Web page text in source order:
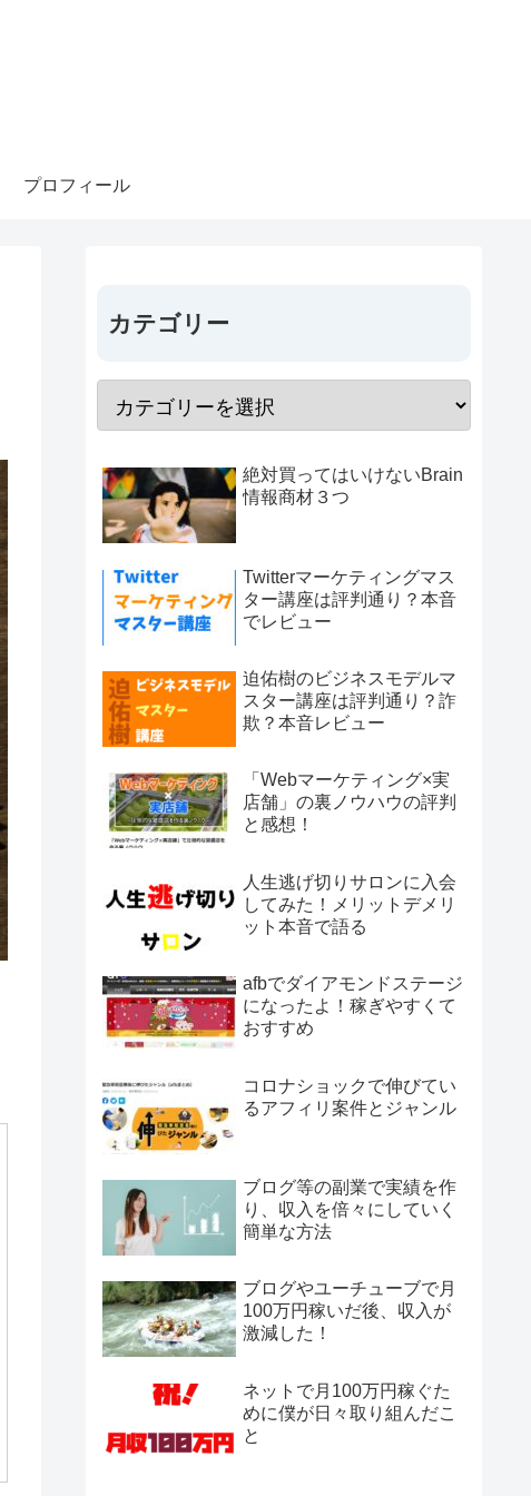
プロフィール
カテゴリー
絶対買ってはいけないBrain
情報商材３つ
Twitterマーケティングマス
ター講座は評判通り？本音
でレビュー
迫佑樹のビジネスモデルマ
スター講座は評判通り？詐
欺？本音レビュー
「Webマーケティング×実
店舗」の裏ノウハウの評判
と感想！
人生逃げ切りサロンに入会
してみた！メリットデメリ
ット本音で語る
afbでダイアモンドステージ
になったよ！稼ぎやすくて
おすすめ
コロナショックで伸びてい
るアフィリ案件とジャンル
ブログ等の副業で実績を作
り、収入を倍々にしていく
簡単な方法
ブログやユーチューブで月
100万円稼いだ後、収入が
激減した！
ネットで月100万円稼ぐた
めに僕が日々取り組んだこ
と